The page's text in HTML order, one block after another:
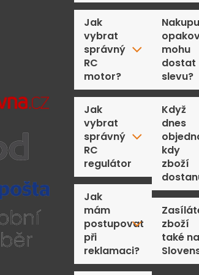
Jak
vybrat
správný
RC
motor?
Jak
vybrat
správný
RC
regulátor
Jak
mám
postupovat
při
reklamaci?
mohu
dostat
slevu?
Když
dnes
kdy
zboží
zboží
také